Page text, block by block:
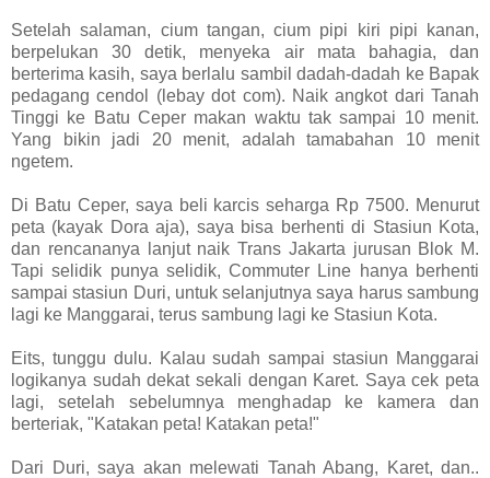
Setelah salaman, cium tangan, cium pipi kiri pipi kanan,
berpelukan 30 detik, menyeka air mata bahagia, dan
berterima kasih, saya berlalu sambil dadah-dadah ke Bapak
pedagang cendol (lebay dot com). Naik angkot dari Tanah
Tinggi ke Batu Ceper makan waktu tak sampai 10 menit.
Yang bikin jadi 20 menit, adalah tamabahan 10 menit
ngetem.
Di Batu Ceper, saya beli karcis seharga Rp 7500. Menurut
peta (kayak Dora aja), saya bisa berhenti di Stasiun Kota,
dan rencananya lanjut naik Trans Jakarta jurusan Blok M.
Tapi selidik punya selidik, Commuter Line hanya berhenti
sampai stasiun Duri, untuk selanjutnya saya harus sambung
lagi ke Manggarai, terus sambung lagi ke Stasiun Kota.
Eits, tunggu dulu. Kalau sudah sampai stasiun Manggarai
logikanya sudah dekat sekali dengan Karet. Saya cek peta
lagi, setelah sebelumnya menghadap ke kamera dan
berteriak, "Katakan peta! Katakan peta!"
Dari Duri, saya akan melewati Tanah Abang, Karet, dan..